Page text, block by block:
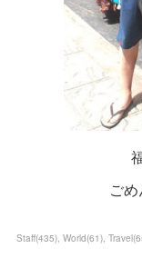
ご
Staff(435) World(61) Travel(